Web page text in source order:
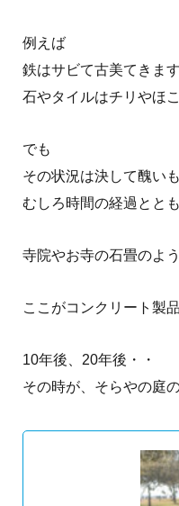
例えば
鉄はサビて古美てきます
石やタイルはチリやほ
でも
その状況は決して醜い
むしろ時間の経過とと
寺院やお寺の石畳のよう
ここがコンクリート製
10年後、20年後・・
その時が、そらやの庭